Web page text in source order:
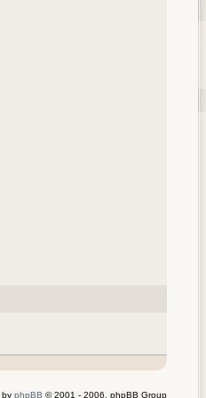
by phpBB © 2001 - 2006, phpBB Group